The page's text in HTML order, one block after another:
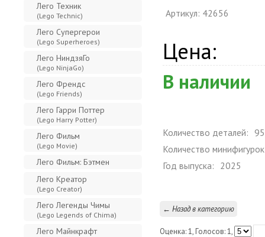
Артикул: 42656
Цена:
В наличии
Количество деталей:
Количество
Год выпуска: 2025
← Назад в категорию
Оценка:1, Голосов:1,
Лего Техник
(Lego Technic)
Лего Супергерои
(Lego Superheroes)
Лего НиндзяГо
(Lego NinjaGo)
Лего Френдс
(Lego Friends)
Лего Гарри Поттер
(Lego Harry Potter)
Лего Фильм
(Lego Movie)
Лего Фильм: Бэтмен
Лего Креатор
(Lego Creator)
Лего Легенды Чимы
(Lego Legends of Chima)
Лего Майнкрафт